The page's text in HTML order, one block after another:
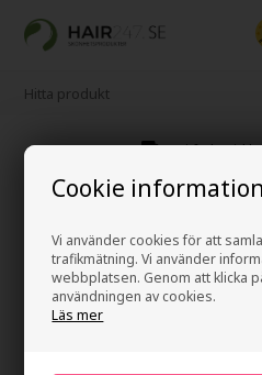
Cookie information
Vi använder cookies för att
trafikmätning. Vi använder
webbplatsen. Genom att klicka
användningen av cookies.
Läs mer
Fri frakt vid